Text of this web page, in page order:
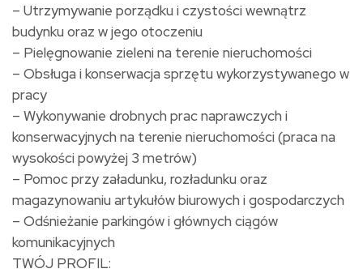
– Utrzymywanie porządku i czystości wewnątrz
budynku oraz w jego otoczeniu
– Pielęgnowanie zieleni na terenie nieruchomości
– Obsługa i konserwacja sprzętu wykorzystywanego w
pracy
– Wykonywanie drobnych prac naprawczych i
konserwacyjnych na terenie nieruchomości (praca na
wysokości powyżej 3 metrów)
– Pomoc przy załadunku, rozładunku oraz
magazynowaniu artykułów biurowych i gospodarczych
– Odśnieżanie parkingów i głównych ciągów
komunikacyjnych
TWÓJ PROFIL: